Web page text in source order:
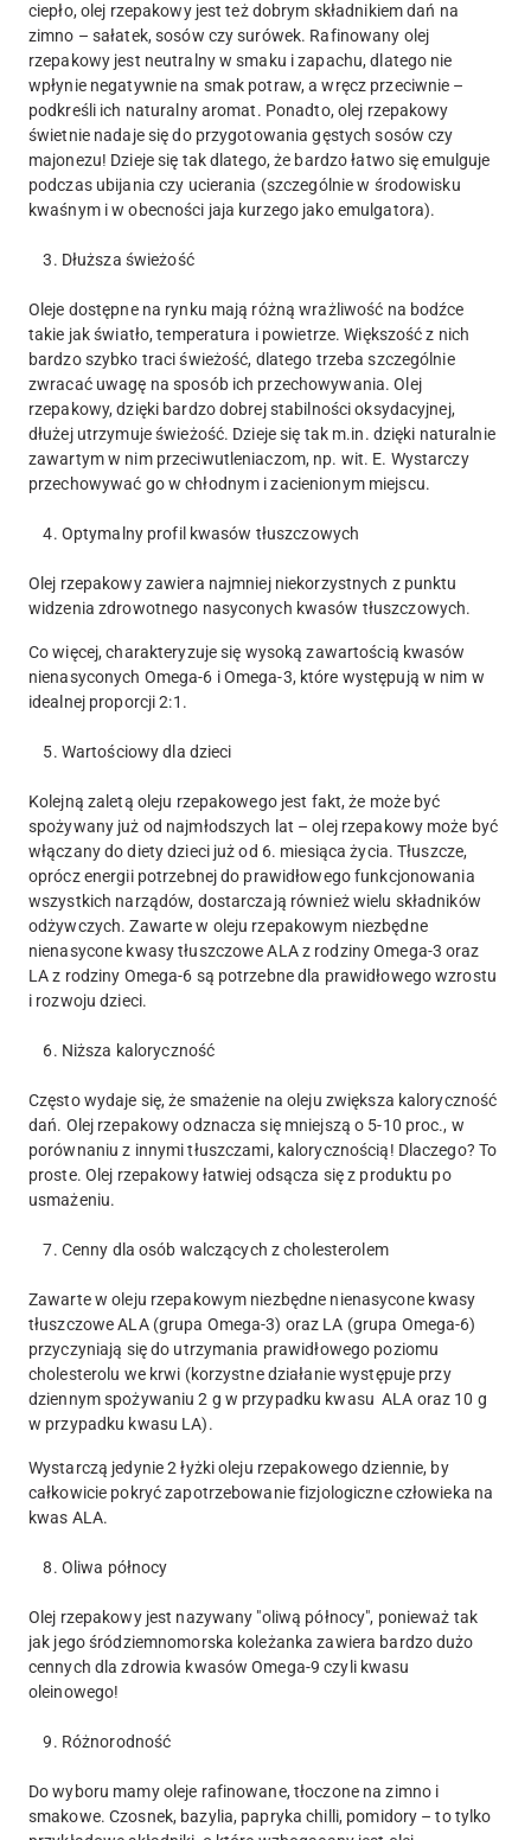
ciepło, olej rzepakowy jest też dobrym składnikiem dań na
zimno – sałatek, sosów czy surówek. Rafinowany olej
rzepakowy jest neutralny w smaku i zapachu, dlatego nie
wpłynie negatywnie na smak potraw, a wręcz przeciwnie –
podkreśli ich naturalny aromat. Ponadto, olej rzepakowy
świetnie nadaje się do przygotowania gęstych sosów czy
majonezu! Dzieje się tak dlatego, że bardzo łatwo się emulguje
podczas ubijania czy ucierania (szczególnie w środowisku
kwaśnym i w obecności jaja kurzego jako emulgatora).
3. Dłuższa świeżość
Oleje dostępne na rynku mają różną wrażliwość na bodźce
takie jak światło, temperatura i powietrze. Większość z nich
bardzo szybko traci świeżość, dlatego trzeba szczególnie
zwracać uwagę na sposób ich przechowywania. Olej
rzepakowy, dzięki bardzo dobrej stabilności oksydacyjnej,
dłużej utrzymuje świeżość. Dzieje się tak m.in. dzięki naturalnie
zawartym w nim przeciwutleniaczom, np. wit. E. Wystarczy
przechowywać go w chłodnym i zacienionym miejscu.
4. Optymalny profil kwasów tłuszczowych
Olej rzepakowy zawiera najmniej niekorzystnych z punktu
widzenia zdrowotnego nasyconych kwasów tłuszczowych.
Co więcej, charakteryzuje się wysoką zawartością kwasów
nienasyconych Omega-6 i Omega-3, które występują w nim w
idealnej proporcji 2:1.
5. Wartościowy dla dzieci
Kolejną zaletą oleju rzepakowego jest fakt, że może być
spożywany już od najmłodszych lat – olej rzepakowy może być
włączany do diety dzieci już od 6. miesiąca życia. Tłuszcze,
oprócz energii potrzebnej do prawidłowego funkcjonowania
wszystkich narządów, dostarczają również wielu składników
odżywczych. Zawarte w oleju rzepakowym niezbędne
nienasycone kwasy tłuszczowe ALA z rodziny Omega-3 oraz
LA z rodziny Omega-6 są potrzebne dla prawidłowego wzrostu
i rozwoju dzieci.
6. Niższa kaloryczność
Często wydaje się, że smażenie na oleju zwiększa kaloryczność
dań. Olej rzepakowy odznacza się mniejszą o 5-10 proc., w
porównaniu z innymi tłuszczami, kalorycznością! Dlaczego? To
proste. Olej rzepakowy łatwiej odsącza się z produktu po
usmażeniu.
7. Cenny dla osób walczących z cholesterolem
Zawarte w oleju rzepakowym niezbędne nienasycone kwasy
tłuszczowe ALA (grupa Omega-3) oraz LA (grupa Omega-6)
przyczyniają się do utrzymania prawidłowego poziomu
cholesterolu we krwi (korzystne działanie występuje przy
dziennym spożywaniu 2 g w przypadku kwasu ALA oraz 10 g
w przypadku kwasu LA).
Wystarczą jedynie 2 łyżki oleju rzepakowego dziennie, by
całkowicie pokryć zapotrzebowanie fizjologiczne człowieka na
kwas ALA.
8. Oliwa północy
Olej rzepakowy jest nazywany "oliwą północy", ponieważ tak
jak jego śródziemnomorska koleżanka zawiera bardzo dużo
cennych dla zdrowia kwasów Omega-9 czyli kwasu
oleinowego!
9. Różnorodność
Do wyboru mamy oleje rafinowane, tłoczone na zimno i
smakowe. Czosnek, bazylia, papryka chilli, pomidory – to tylko